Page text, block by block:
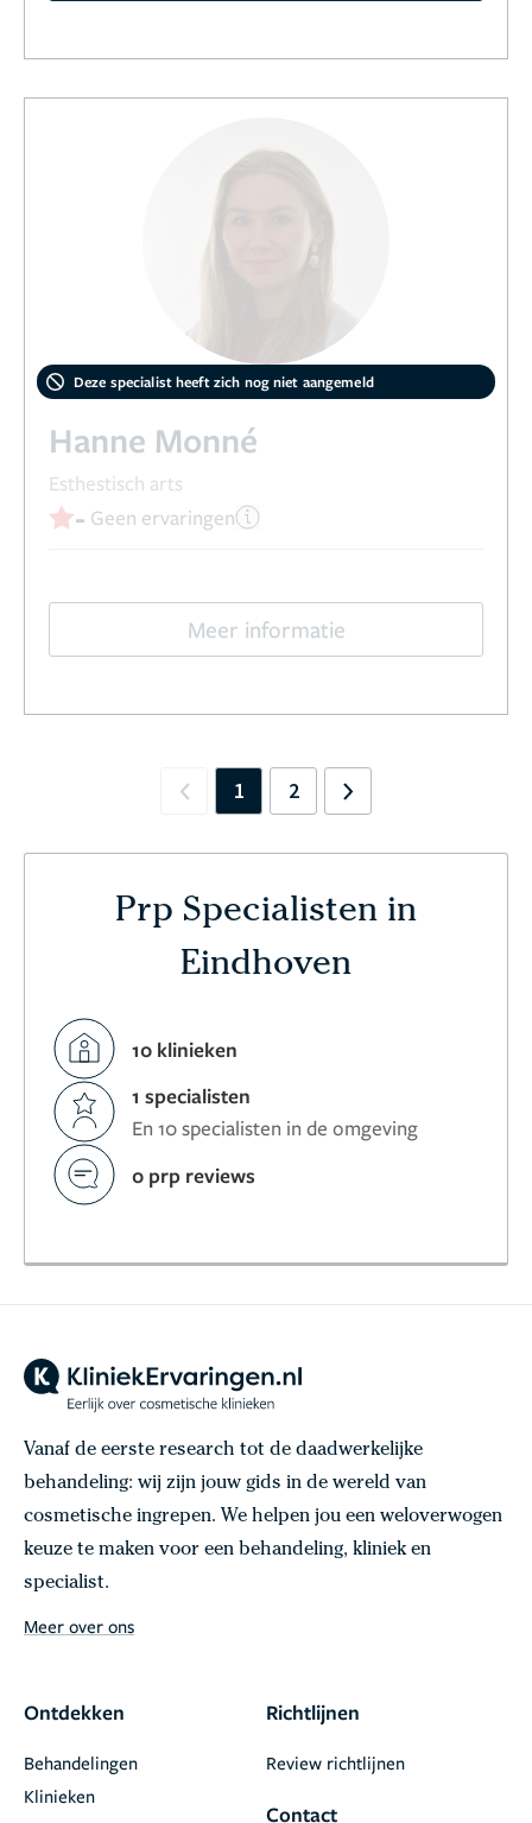
Deze specialist heeft zich nog niet aangemeld
Hanne Monné
Esthestisch arts
- Geen ervaringen
Meer informatie
Previous
1 2 Next
Prp Specialisten in
Eindhoven
10 klinieken
1 specialisten
En 10 specialisten in de omgeving
0 prp reviews
Vanaf de eerste research tot de daadwerkelijke
behandeling: wij zijn jouw gids in de wereld van
cosmetische ingrepen. We helpen jou een weloverwogen
keuze te maken voor een behandeling, kliniek en
specialist.
Meer over ons
Ontdekken
Behandelingen
Klinieken
Richtlijnen
Review richtlijnen
Contact